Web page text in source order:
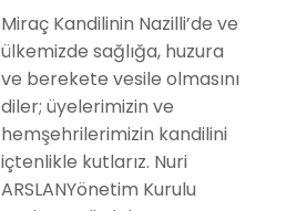
Miraç Kandilinin Nazilli’de ve
ülkemizde sağlığa, huzura
ve berekete vesile olmasını
diler; üyelerimizin ve
hemşehrilerimizin kandilini
içtenlikle kutlarız. Nuri
ARSLANYönetim Kurulu